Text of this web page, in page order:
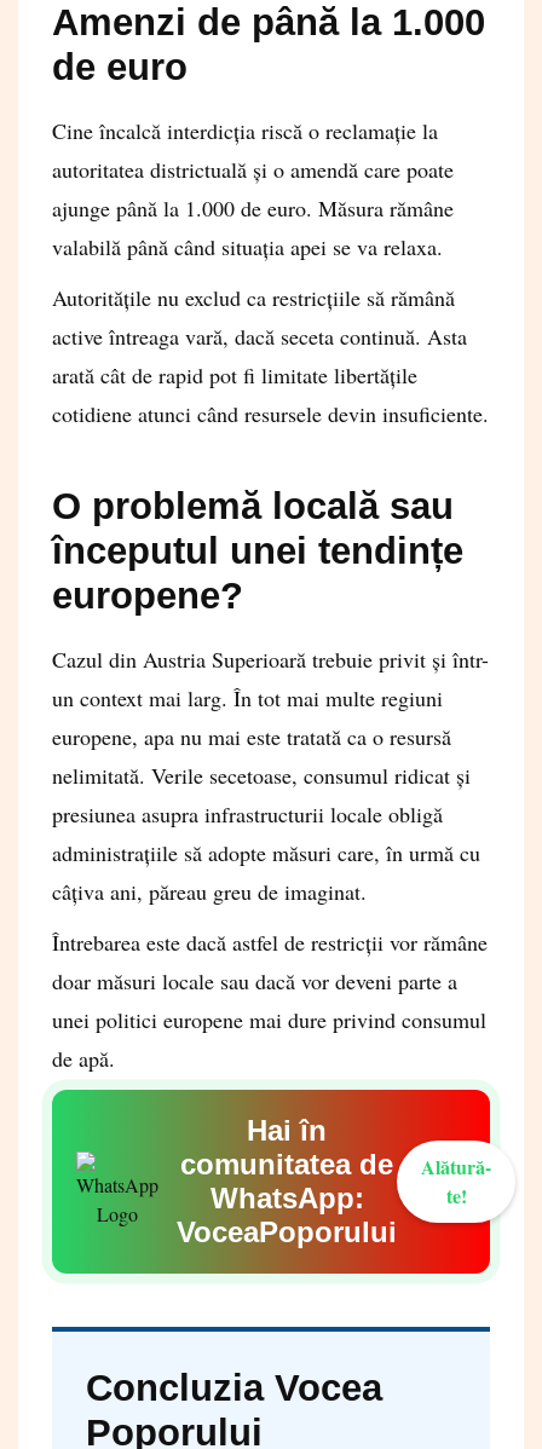
Amenzi de până la 1.000
de euro
Cine încalcă interdicția riscă o reclamație la
autoritatea districtuală și o amendă care poate
ajunge până la 1.000 de euro. Măsura rămâne
valabilă până când situația apei se va relaxa.
Autoritățile nu exclud ca restricțiile să rămână
active întreaga vară, dacă seceta continuă. Asta
arată cât de rapid pot fi limitate libertățile
cotidiene atunci când resursele devin insuficiente.
O problemă locală sau
începutul unei tendințe
europene?
Cazul din Austria Superioară trebuie privit și într-
un context mai larg. În tot mai multe regiuni
europene, apa nu mai este tratată ca o resursă
nelimitată. Verile secetoase, consumul ridicat și
presiunea asupra infrastructurii locale obligă
administrațiile să adopte măsuri care, în urmă cu
câțiva ani, păreau greu de imaginat.
Întrebarea este dacă astfel de restricții vor rămâne
doar măsuri locale sau dacă vor deveni parte a
unei politici europene mai dure privind consumul
de apă.
Hai în
comunitatea de
WhatsApp:
VoceaPoporului
Alătură-
te!
Concluzia Vocea
Poporului